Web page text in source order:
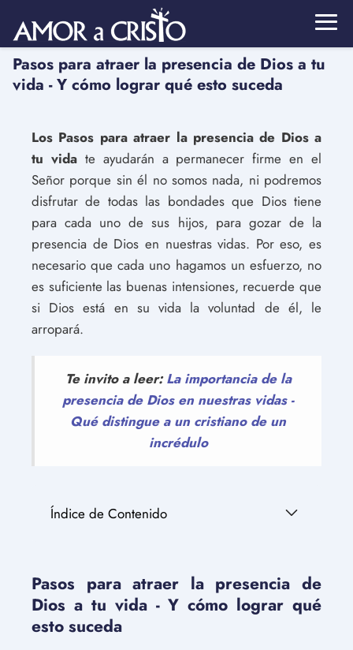
Pasos para atraer la presencia de Dios a tu
vida - Y cómo lograr qué esto suceda
Los Pasos para atraer la presencia de Dios a
tu vidate ayudarán a permanecer firme en el
Señor porque sin él no somos nada, ni podremos
disfrutar de todas las bondades que Dios tiene
para cada uno de sus hijos, para gozar de la
presencia de Dios en nuestras vidas. Por eso, es
necesario que cada uno hagamos un esfuerzo, no
es suficiente las buenas intensiones, recuerde que
si Dios está en su vida la voluntad de él, le
arropará.
Te invito a leer:La importancia de la
presencia de Dios en nuestras vidas -
Qué distingue a un cristiano de un
incrédulo
Índice de Contenido
Pasos para atraer la presencia de
Dios a tu vida - Y cómo lograr qué
esto suceda